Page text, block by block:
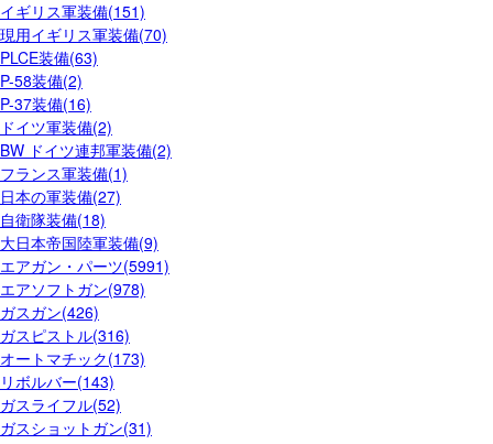
イギリス軍装備(151)
現用イギリス軍装備(70)
PLCE装備(63)
P-58装備(2)
P-37装備(16)
ドイツ軍装備(2)
BW ドイツ連邦軍装備(2)
フランス軍装備(1)
日本の軍装備(27)
自衛隊装備(18)
大日本帝国陸軍装備(9)
エアガン・パーツ(5991)
エアソフトガン(978)
ガスガン(426)
ガスピストル(316)
オートマチック(173)
リボルバー(143)
ガスライフル(52)
ガスショットガン(31)